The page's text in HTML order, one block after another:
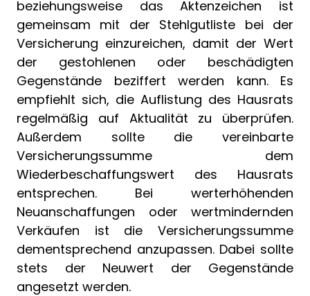
beziehungsweise das Aktenzeichen ist
gemeinsam mit der Stehlgutliste bei der
Versicherung einzureichen, damit der Wert
der gestohlenen oder beschädigten
Gegenstände beziffert werden kann. Es
empfiehlt sich, die Auflistung des Hausrats
regelmäßig auf Aktualität zu überprüfen.
Außerdem sollte die vereinbarte
Versicherungssumme dem
Wiederbeschaffungswert des Hausrats
entsprechen. Bei werterhöhenden
Neuanschaffungen oder wertmindernden
Verkäufen ist die Versicherungssumme
dementsprechend anzupassen. Dabei sollte
stets der Neuwert der Gegenstände
angesetzt werden.